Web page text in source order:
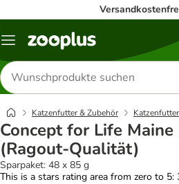
Menü
Produkte
suchen
Katzenfutter & Zubehör
Concept for Life
(Ragout-Qualität)
Sparpaket: 48 x 85 g
This is a stars rating area from zero to 5: